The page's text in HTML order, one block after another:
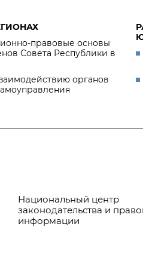
правовые основы
Совета Республики в
органов
Национальный центр
законодательства и
информации